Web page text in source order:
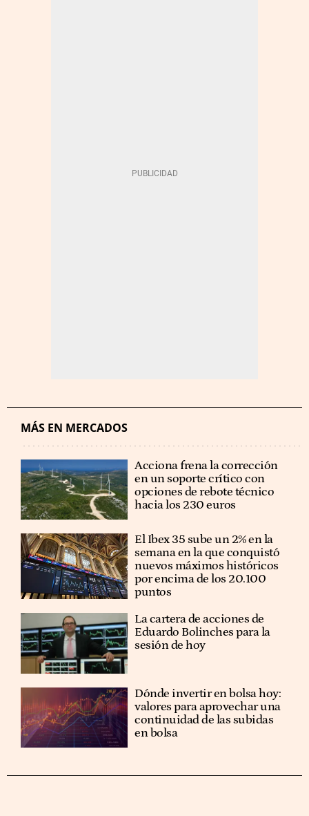
MÁS EN MERCADOS
Acciona frena la corrección
en un soporte crítico con
opciones de rebote técnico
hacia los 230 euros
El Ibex 35 sube un 2% en la
semana en la que conquistó
nuevos máximos históricos
por encima de los 20.100
puntos
La cartera de acciones de
Eduardo Bolinches para la
sesión de hoy
Dónde invertir en bolsa hoy:
valores para aprovechar una
continuidad de las subidas
en bolsa